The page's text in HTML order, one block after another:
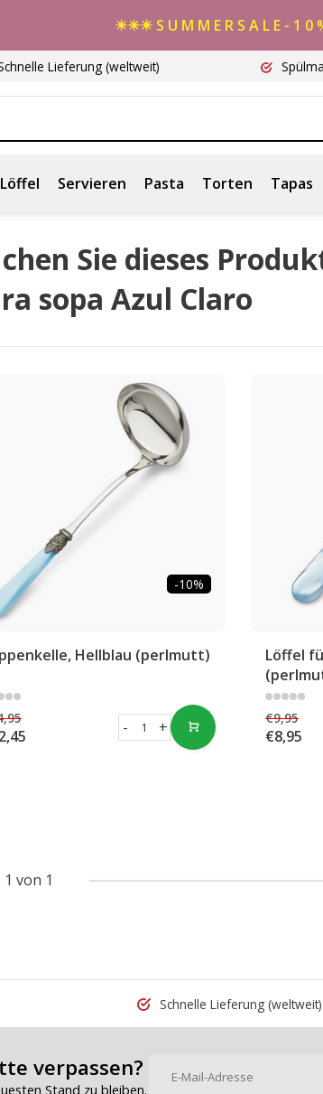
☀☀☀ S U M M E R S A L E - 1
Lieferung (weltweit)
Servieren Pasta Torten Tapas
Sie dieses
sopa Azul Claro
-10%
Hellblau (perlmutt)
+
-
Löffel
€9,95
€8,95
von 1
Schnelle Lieferung (weltweit)
verpassen?
Stand zu bleiben.